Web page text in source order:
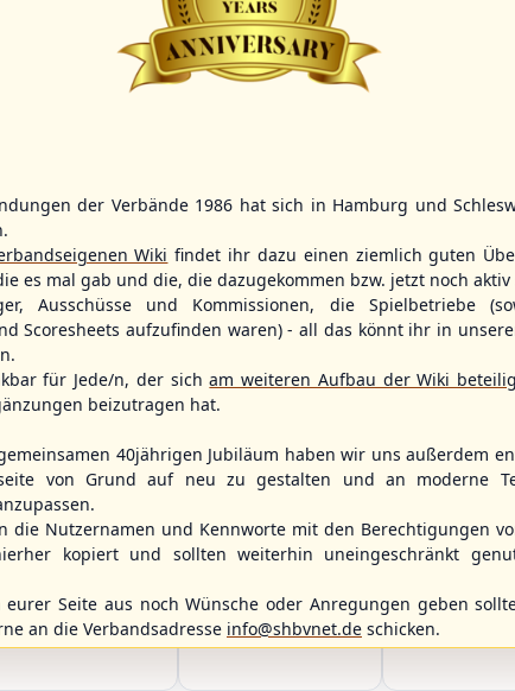
HHM2
HHK2
Ballpark Langenhorst, Hamburg
TLU
KIL2
Förde Ballpark (Kilia-Sportplätze), Kiel
Islanders Flensburg Baltics
Greifswald
der Verbände 1986 hat sich in Hamburg und
Wiki findet ihr dazu einen ziemlich guten
es mal gab und die, die dazugekommen bzw. jetzt noch aktiv
Ausschüsse und Kommissionen, die Spielbetriebe
Scoresheets aufzufinden waren) - all das könnt ihr in
für Jede/n, der sicham weiteren Aufbau der Wiki
beizutragen hat.
40jährigen Jubiläum haben wir uns außerdem
von Grund auf neu zu gestalten und an moderne
die Nutzernamen und Kennworte mit den Berechtigungen
kopiert und sollten weiterhin uneingeschränkt
eurer Seite aus noch Wünsche oder Anregungen geben
an die Verbandsadresse info@shbvnet.de schicken.